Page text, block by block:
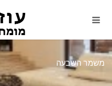
משמר השבעה